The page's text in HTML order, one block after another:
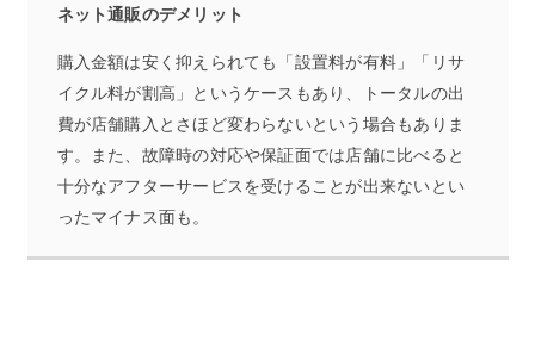
ネット通販のデメリット
購入金額は安く抑えられても「設置料が有料 」「リサ
イクル料が割高」というケースもあり、トータルの出
費が店舗購入とさほど変わらないという場合もありま
す。また
、故障時の対応や保証面では店舗に比べると
十分なアフターサービスを受けることが出来ないとい
ったマイナス面も。